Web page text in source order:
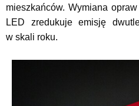
mieszkańców. Wymiana
LED zredukuje emisję
w skali roku.